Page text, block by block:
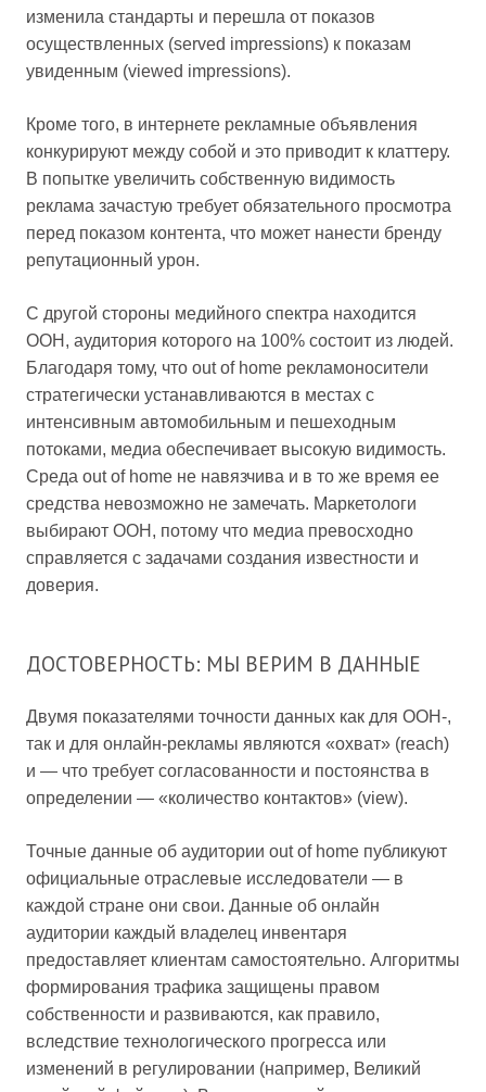
изменила стандарты и перешла от показов
осуществленных (served impressions) к показам
увиденным (viewed impressions).
Кроме того, в интернете рекламные объявления
конкурируют между собой и это приводит к клаттеру.
В попытке увеличить собственную видимость
реклама зачастую требует обязательного просмотра
перед показом контента, что может нанести бренду
репутационный урон.
С другой стороны медийного спектра находится
OOH, аудитория которого на 100% состоит из людей.
Благодаря тому, что out of home рекламоносители
стратегически устанавливаются в местах с
интенсивным автомобильным и пешеходным
потоками, медиа обеспечивает высокую видимость.
Среда out of home не навязчива и в то же время ее
средства невозможно не замечать. Маркетологи
выбирают OOH, потому что медиа превосходно
справляется с задачами создания известности и
доверия.
ДОСТОВЕРНОСТЬ: МЫ ВЕРИМ В ДАННЫЕ
Двумя показателями точности данных как для OOH-,
так и для онлайн-рекламы являются «охват» (reach)
и — что требует согласованности и постоянства в
определении — «количество контактов» (view).
Точные данные об аудитории out of home публикуют
официальные отраслевые исследователи — в
каждой стране они свои. Данные об онлайн
аудитории каждый владелец инвентаря
предоставляет клиентам самостоятельно. Алгоритмы
формирования трафика защищены правом
собственности и развиваются, как правило,
вследствие технологического прогресса или
изменений в регулировании (например, Великий